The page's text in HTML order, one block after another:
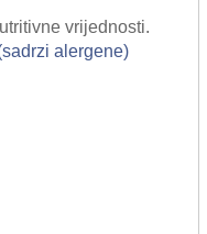
vrijednosti.
alergene)